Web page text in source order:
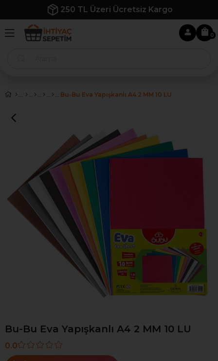
Kargo İlk Siparişe Özel
0
Bu-Bu Eva Yapışkanlı A4 2 MM 10 LU
Bu-Bu Eva Yapışkanlı A4 2 MM 10 LU
0.0